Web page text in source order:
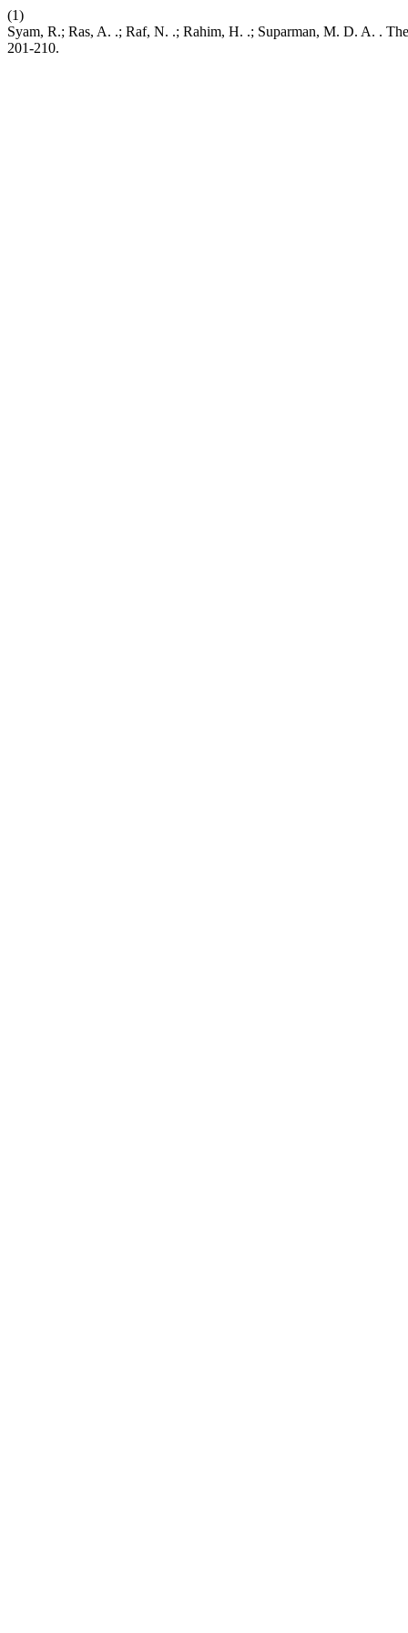
(1)
Syam, R.; Ras, A. .; Raf, N. .; Rahim, H. .; Suparman, M. D. A. .
201-210.